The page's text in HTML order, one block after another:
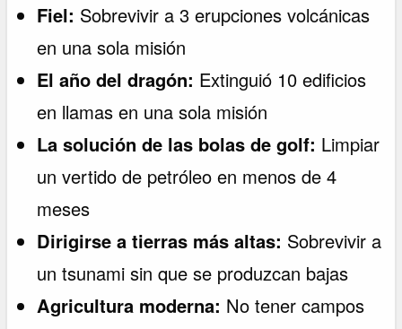
Fiel: Sobrevivir a 3 erupciones volcánicas
en una sola misión
El año del dragón: Extinguió 10 edificios
en llamas en una sola misión
La solución de las bolas de golf: Limpiar
un vertido de petróleo en menos de 4
meses
Dirigirse a tierras más altas: Sobrevivir a
un tsunami sin que se produzcan bajas
Agricultura moderna: No tener campos